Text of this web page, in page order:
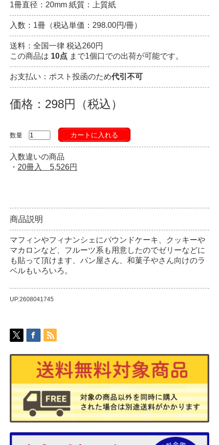
1冊直径：20mm 紙質：上質紙
入数：1冊（税込単価：298.00円/冊）
送料：全国一律 税込260円
この商品は 10点 まで1個口での出荷が可能です。
お支払い：ポスト投函のため代引不可
価格：298円（税込）
数量 カートに入れる
入数違いの商品
・ 20冊入 5,526円
商品説明
マフィンやフィナンシェにパウンドケーキ、クッキーや
マカロンなど、フルーツ系も用意したのでゼリーなどに
も貼って頂けます、パン屋さん、和菓子やさん向けのラ
ベルもいろいろ。
UP:2608041745